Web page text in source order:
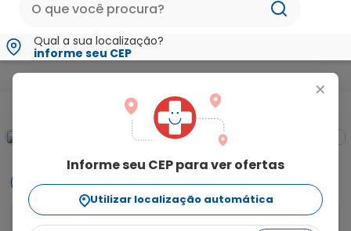
Qual a sua localização?
informe seu CEP
+
Informe seu CEP para ver ofertas
Utilizar localização automática
Monitores Aparelhos para Saúde e
Informações
Teste imunocromatográfico para a detecção do